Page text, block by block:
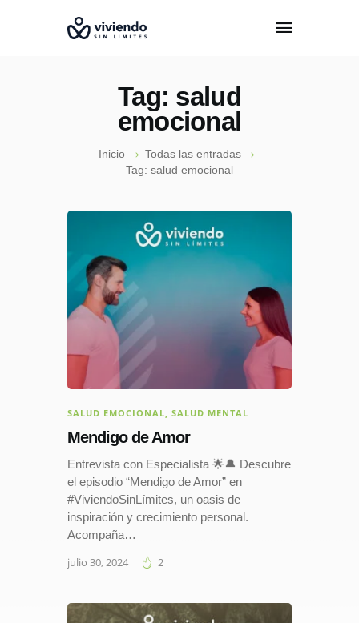
Tag: salud
emocional
Inicio
Todas las entradas
Tag: salud emocional
INICIO
CONÓCENOS
ESPECIALISTAS
PODCAST
CONTACTO
SALUD EMOCIONAL, SALUD MENTAL
Mendigo de Amor
Entrevista con Especialista 🌟🔔 Descubre
el episodio “Mendigo de Amor” en
#ViviendoSinLímites, un oasis de
inspiración y crecimiento personal.
Acompaña…
julio 30, 2024 2